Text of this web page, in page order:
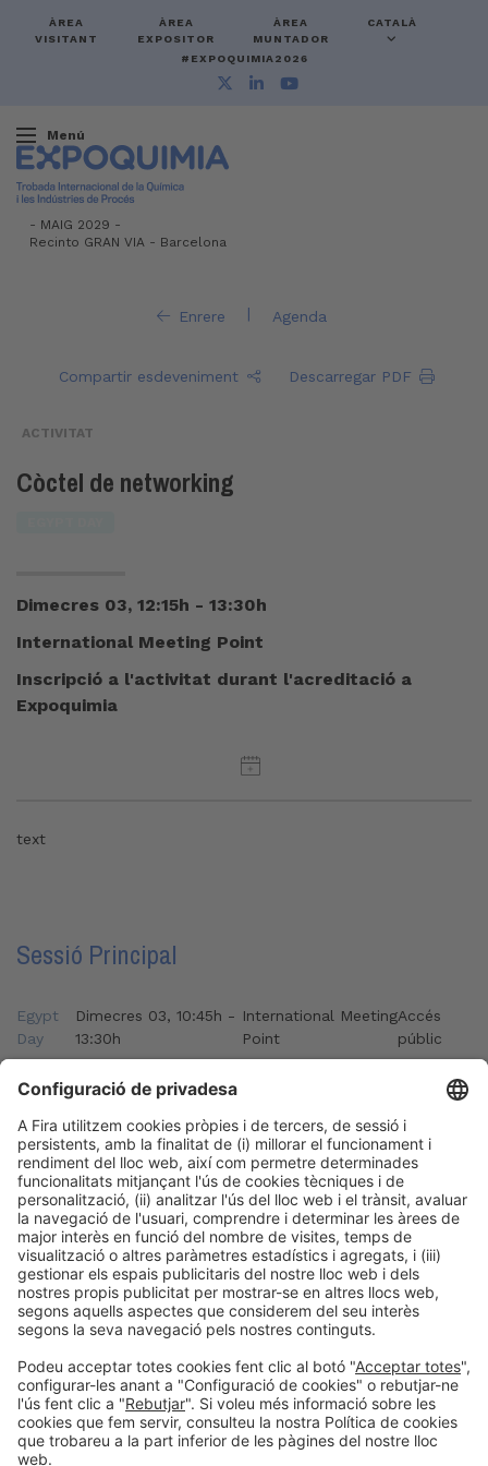
ÀREA
VISITANT
ÀREA
EXPOSITOR
ÀREA
MUNTADOR
CATALÀ
#EXPOQUIMIA2026
Menú
- MAIG 2029 -
Recinto GRAN VIA - Barcelona
Enrere | Agenda
Compartir esdeveniment Descarregar PDF
ACTIVITAT
Còctel de networking
Dimecres 03, 12:15h - 13:30h
International Meeting Point
Inscripció a l'activitat durant l'acreditació a
Expoquimia
text
Sessió Principal
Egypt
Day
Dimecres 03, 10:45h -
13:30h
International Meeting
Point
Accés
públic
Organitzadors